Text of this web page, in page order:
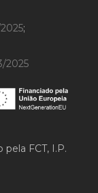
;
2025
FCT, I.P.